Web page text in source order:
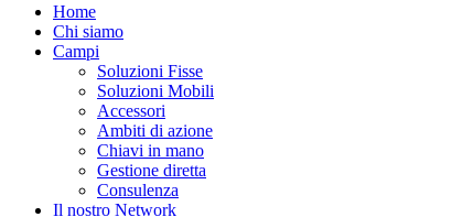
Close
Menu
Home
Chi siamo
Campi
Soluzioni Fisse
Soluzioni Mobili
Accessori
Ambiti di azione
Chiavi in mano
Gestione diretta
Consulenza
Il nostro Network